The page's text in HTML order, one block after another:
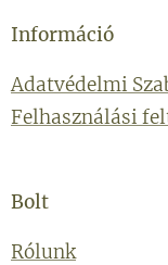
Információ
Adatvédelmi
Felhasználási
Bolt
Rólunk